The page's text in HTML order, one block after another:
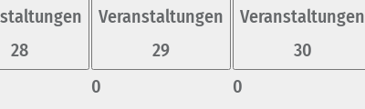
28
Veranstaltungen
29
0
Veranstaltungen
30
0